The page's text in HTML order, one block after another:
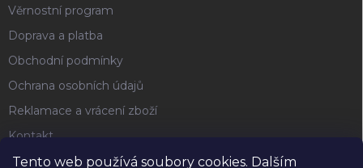
Tento web používá soubory cookies. Dalším
Věrnostní program
Doprava a platba
Obchodní podmínky
Ochrana osobních údajů
Reklamace a vrácení zboží
Kontakt